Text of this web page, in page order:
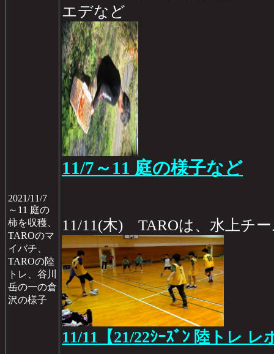
2021/11/7
～11 庭の
柿を収穫、
TAROのマ
イバチ、
TAROの陸
トレ、谷川
岳の一の倉
沢の様子
エデなど
11/7～11 庭の様子など
11/11(木) TAROは、水上チ
11/11【21/22ｼｰｽﾞﾝ 陸トレ レ